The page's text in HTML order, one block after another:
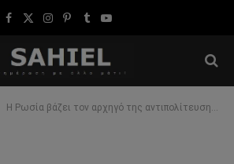
Facebook
X
Instagram
Pinterest
TumblrYouTube
Η Ρωσία βάζει τον αρχηγό της αντιπολίτευσης Roizman σε κατ’ οίκον περιορισμό